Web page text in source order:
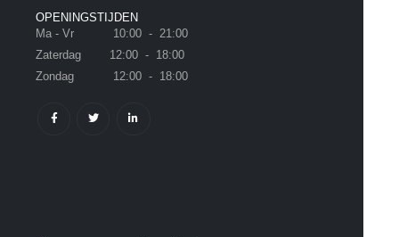
OPENINGSTIJDEN
Ma - Vr 10:00 - 21:00
Zaterdag 12:00 - 18:00
Zondag 12:00 - 18:00